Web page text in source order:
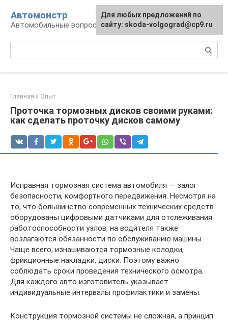
контенту
Автомонстр
Автомобильные вопросы и ответы
Главная » Опыт
Проточка тормозных дисков своими руками:
как сделать проточку дисков самому
Исправная тормозная система автомобиля — залог
безопасности, комфортного передвижения. Несмотря на
то, что большинство современных технических средств
оборудованы цифровыми датчиками для отслеживания
работоспособности узлов, на водителя также
возлагаются обязанности по обслуживанию машины.
Чаще всего, изнашиваются тормозные колодки,
фрикционные накладки, диски. Поэтому важно
соблюдать сроки проведения технического осмотра.
Для каждого авто изготовитель указывает
индивидуальные интервалы профилактики и замены.
Конструкция тормозной системы не сложная, а принцип
Для любых предложений по
сайту: skoda-volgograd@cp9.ru